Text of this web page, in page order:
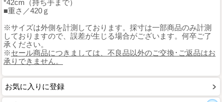
*42cm（持ち手まで）
■重さ／420ｇ
※サイズは外側を計測しております。採寸は一部商品のみ計測
しておりますので、誤差が生じる場合がございます。何卒ご了
承ください。
※セール商品につきましては、不良品以外のご交換･ご返品はお
承りできません。
お気に入りに登録